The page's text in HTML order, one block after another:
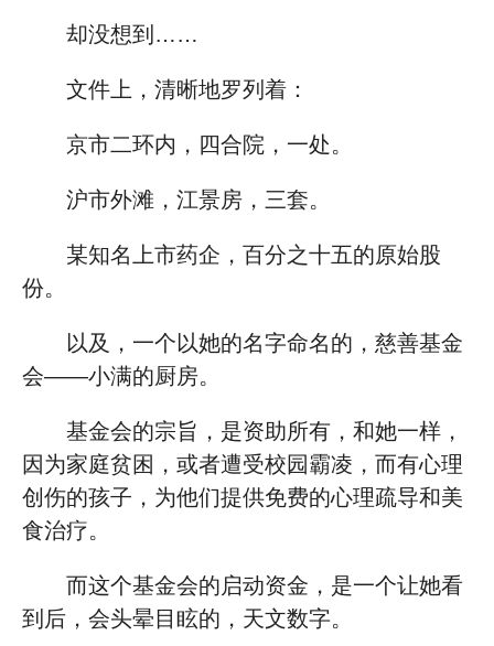
却没想到……
文件上，清晰地罗列着：
京市二环内，四合院，一处。
沪市外滩，江景房，三套。
某知名上市药企，百分之十五的原始股
份。
以及，一个以她的名字命名的，慈善基金
会——小满的厨房。
基金会的宗旨，是资助所有，和她一样，
因为家庭贫困，或者遭受校园霸凌，而有心理
创伤的孩子，为他们提供免费的心理疏导和美
食治疗。
而这个基金会的启动资金，是一个让她看
到后，会头晕目眩的，天文数字。